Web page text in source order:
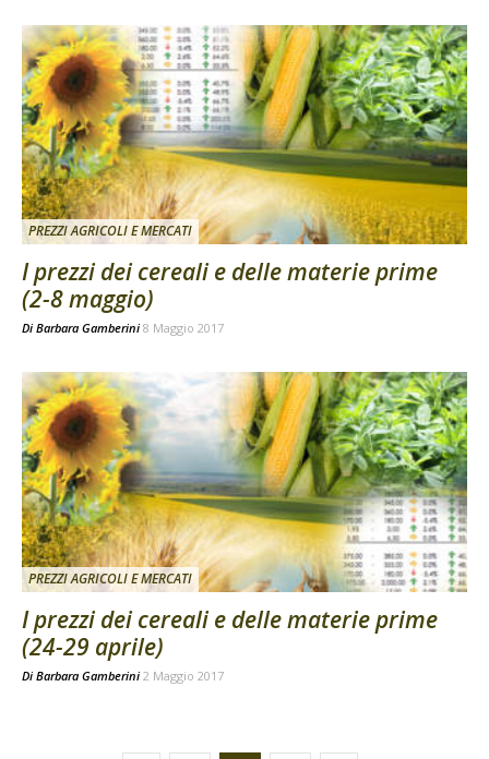
PREZZI AGRICOLI E MERCATI
I prezzi dei cereali e delle materie prime
(2-8 maggio)
Di Barbara Gamberini 8 Maggio 2017
PREZZI AGRICOLI E MERCATI
I prezzi dei cereali e delle materie prime
(24-29 aprile)
Di Barbara Gamberini 2 Maggio 2017